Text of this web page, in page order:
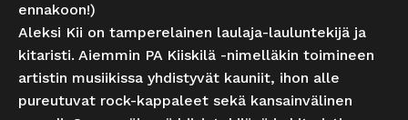
ennakoon!)
Aleksi Kii on tamperelainen laulaja-lauluntekijä ja
kitaristi. Aiemmin PA Kiiskilä -nimelläkin toimineen
artistin musiikissa yhdistyvät kauniit, ihon alle
pureutuvat rock-kappaleet sekä kansainvälinen